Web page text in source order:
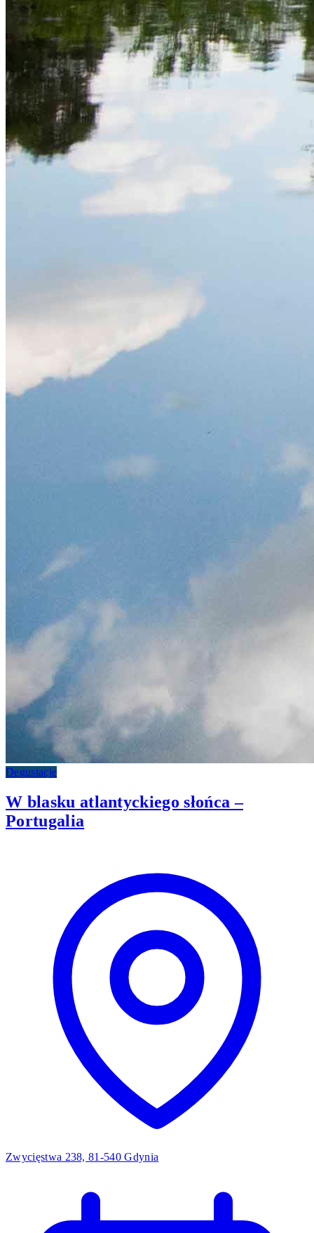
Degustacje
W blasku atlantyckiego słońca –
Portugalia
Zwycięstwa 238, 81-540 Gdynia